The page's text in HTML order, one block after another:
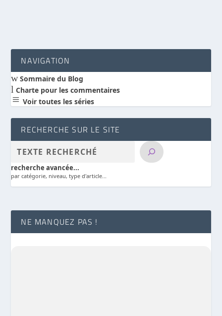
NAVIGATION
wSommaire du Blog
l Charte pour les commentaires
a Voir toutes les séries
RECHERCHE SUR LE SITE
recherche avancée...
par catégorie, niveau, type d'article...
NE MANQUEZ PAS !